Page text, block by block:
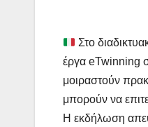
Στο
έργα eTwinning
μοιραστούν
μπορούν να
Η εκδήλωση